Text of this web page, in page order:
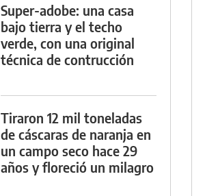
Super-adobe: una casa
bajo tierra y el techo
verde, con una original
técnica de contrucción
Tiraron 12 mil toneladas
de cáscaras de naranja en
un campo seco hace 29
años y floreció un milagro